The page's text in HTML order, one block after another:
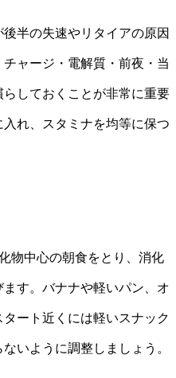
半の失速やリタイアの原因
ャージ・電解質・前夜・当
しておくことが非常に重要
れ、スタミナを均等に保つ
物中心の朝食をとり、消化
す。バナナや軽いパン、オ
ート近くには軽いスナック
いように調整しましょう。